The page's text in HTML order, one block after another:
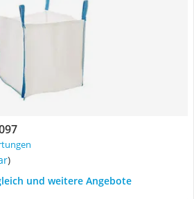
)
und weitere Angebote